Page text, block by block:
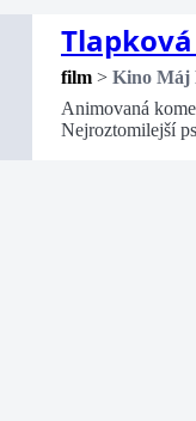
film > Kino Máj
Animovaná
Nejroztomilejší